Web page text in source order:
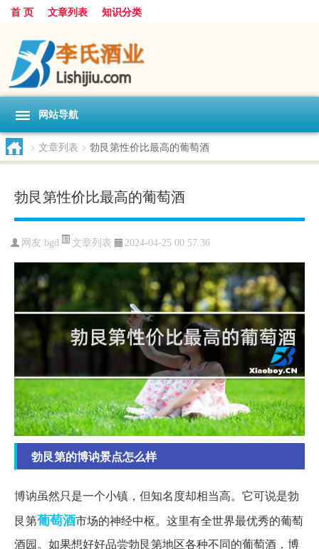
首 页 文章列表 知识分类
网站导航
> 文章列表 > 勃艮第性价比最高的葡萄酒
勃艮第性价比最高的葡萄酒
网友:bgd 文章列表 2024-04-25 00:57:36
勃艮第的博讷景点怎么样
博讷虽然只是一个小镇，但知名度却相当高。它可说是勃
艮第葡萄酒市场的神经中枢。这里有全世界最优秀的葡萄
酒园。如果想好好品尝勃艮第地区各种不同的葡萄酒，博